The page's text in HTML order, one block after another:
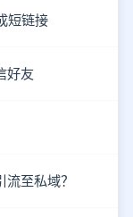
短链接
好友
至私域？